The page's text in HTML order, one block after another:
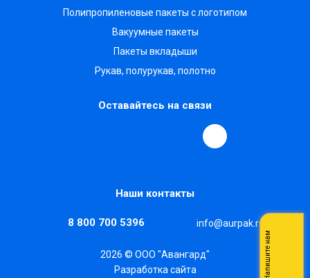
Полипропиленовые пакеты с логотипом
Вакуумные пакеты
Пакеты вкладыши
Рукав, полурукав, полотно
Оставайтесь на связи
Наши контакты
8 800 700 5396 info@aurpak.ru
2026 © ООО "Авангард"
Разработка сайта
Напишите нам